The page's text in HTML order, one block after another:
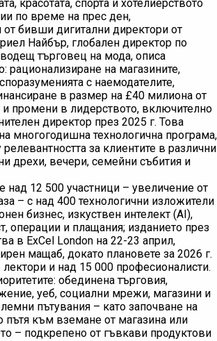
красотата, спорта и хотелиерството
по време на прес ден,
от бивши дигитални директори от
Найбър, глобален директор по
търговец на мода, описа
рационализиране на магазините,
с наемодателите,
в размер на £40 милиона от
и промени в лидерството, включително
директор през 2025 г. Това
многогодишна технологична програма,
за клиентите в различни
дрехи, вечери, семейни събития и
над 12 500 участници – увеличение от
– с над 400 технологични изложители
бизнес, изкуствен интелект (AI),
операции и плащания; изданието през
в ExCel London на 22-23 април,
мащаб, докато плановете за 2026 г.
и над 15 000 професионалисти.
обединена търговия,
уеб, социални мрежи, магазини и
пътувания – като започване на
пътя към вземане от магазина или
– подкрепено от гъвкави продуктови